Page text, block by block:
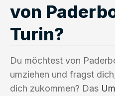
von
Turin?
Du möchtest von
umziehen und fragst
dich zukommen? Das